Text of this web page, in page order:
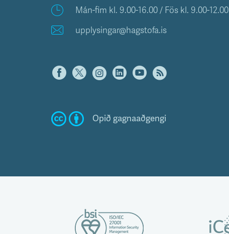
Mán-fim kl. 9.00-16.00 / Fös kl. 9.00-12.00
upplysingar@hagstofa.is
Opið gagnaaðgengi